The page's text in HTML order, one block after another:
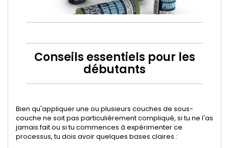
Conseils essentiels pour les
débutants
Bien qu'appliquer une ou plusieurs couches de sous-
couche ne soit pas particulièrement compliqué, si tu ne l'as
jamais fait ou si tu commences à expérimenter ce
processus, tu dois avoir quelques bases claires :